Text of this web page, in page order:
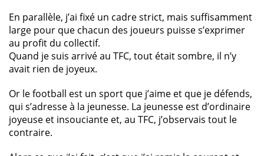
En parallèle, j’ai fixé un cadre strict, mais suffisamment
large pour que chacun des joueurs puisse s’exprimer
au profit du collectif.
Quand je suis arrivé au TFC, tout était sombre, il n’y
avait rien de joyeux.
Or le football est un sport que j’aime et que je défends,
qui s’adresse à la jeunesse. La jeunesse est d’ordinaire
joyeuse et insouciante et, au TFC, j’observais tout le
contraire.